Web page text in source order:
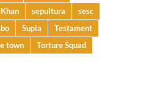
sepultura
sesc
Supla
Testament
town
Torture Squad